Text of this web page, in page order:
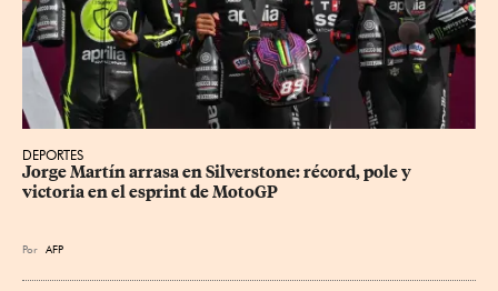
DEPORTES
Jorge Martín arrasa en Silverstone: récord, pole y
victoria en el esprint de MotoGP
Por AFP